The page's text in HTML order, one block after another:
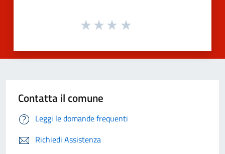
Contatta il comune
Leggi le domande frequenti
Richiedi Assistenza